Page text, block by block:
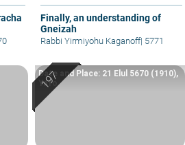
Finally, an understanding of
Gneizah
Rabbi Yirmiyohu Kaganoff| 5771
Date and Place: 21 Elul 5670 (1910),
Yafo